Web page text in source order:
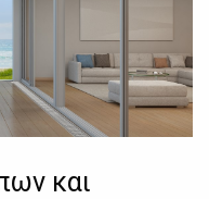
και